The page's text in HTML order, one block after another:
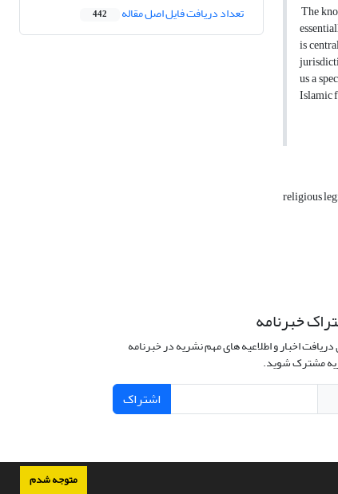
متوجه شدم
The
is
us a
Islamic
religious
تعداد دریافت فایل اصل مقاله 442
خبرنامه
دریافت اخبار و اطلاعیه های مهم نشریه در خبرنامه
مشترک شوید.
اشتراک